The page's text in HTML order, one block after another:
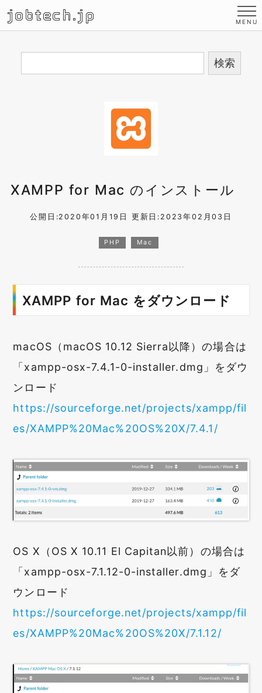
jobtech.jp
XAMPP for Mac のインストール
公開日:2020年01月19日 更新日:2023年02月03日
PHP Mac
XAMPP for Mac をダウンロード
macOS（macOS 10.12 Sierra以降）の場合は
「xampp-osx-7.4.1-0-installer.dmg」をダウ
ンロード
https://sourceforge.net/projects/xampp/fil
es/XAMPP%20Mac%20OS%20X/7.4.1/
OS X（OS X 10.11 El Capitan以前）の場合は
「xampp-osx-7.1.12-0-installer.dmg」をダ
ウンロード
https://sourceforge.net/projects/xampp/fil
es/XAMPP%20Mac%20OS%20X/7.1.12/